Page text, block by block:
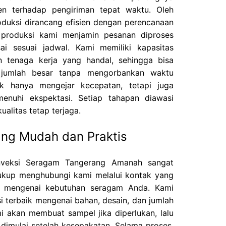
terhadap pengiriman tepat waktu. Oleh
dirancang efisien dengan perencanaan
kami menjamin pesanan diproses
sesuai jadwal. Kami memiliki kapasitas
tenaga kerja yang handal, sehingga bisa
besar tanpa mengorbankan waktu
hanya mengejar kecepatan, tetapi juga
ekspektasi. Setiap tahapan diawasi
tetap terjaga.
Mudah dan Praktis
Seragam Tangerang Amanah sangat
menghubungi kami melalui kontak yang
kebutuhan seragam Anda. Kami
terbaik mengenai bahan, desain, dan jumlah
akan membuat sampel jika diperlukan, lalu